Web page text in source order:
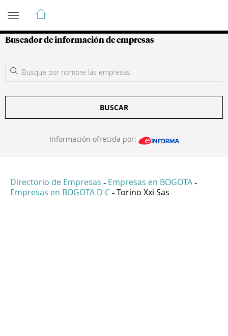
Guía de Empresas Colombianas
Buscador de información de empresas
BUSCAR
Información ofrecida por:
Directorio de Empresas - Empresas en BOGOTA -
Empresas en BOGOTA D C - Torino Xxi Sas